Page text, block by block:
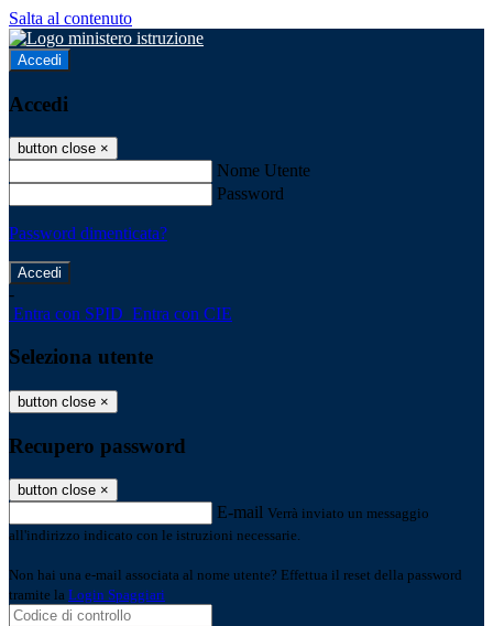
Salta al contenuto
Accedi
Accedi
button close ×
Nome Utente
Password
Password dimenticata?
-
Entra con SPID Entra con CIE
Seleziona utente
button close ×
Recupero password
button close ×
E-mail Verrà inviato un messaggio
all'indirizzo indicato con le istruzioni necessarie.
Non hai una e-mail associata al nome utente? Effettua il reset della password
tramite la Login Spaggiari